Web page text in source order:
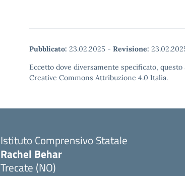
Pubblicato: 23.02.2025 - Revisione:
Eccetto dove diversamente specificato,
Creative Commons Attribuzione 4.0 Italia.
Istituto Comprensivo Statale
Rachel Behar
Trecate (NO)